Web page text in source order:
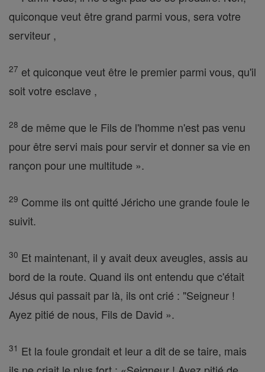
quiconque veut être grand parmi vous, sera votre
serviteur ,
27 et quiconque veut être le premier parmi vous, qu'il
soit votre esclave ,
28 de même que le Fils de l'homme n'est pas venu
pour être servi mais pour servir et donner sa vie en
rançon pour une multitude ».
29 Comme ils ont quitté Jéricho une grande foule le
suivit.
30 Et maintenant, il y avait deux aveugles, assis au
bord de la route. Quand ils ont entendu que c'était
Jésus qui passait par là, ils ont crié : "Seigneur !
Ayez pitié de nous, Fils de David ».
31 Et la foule grondait et leur a dit de se taire, mais